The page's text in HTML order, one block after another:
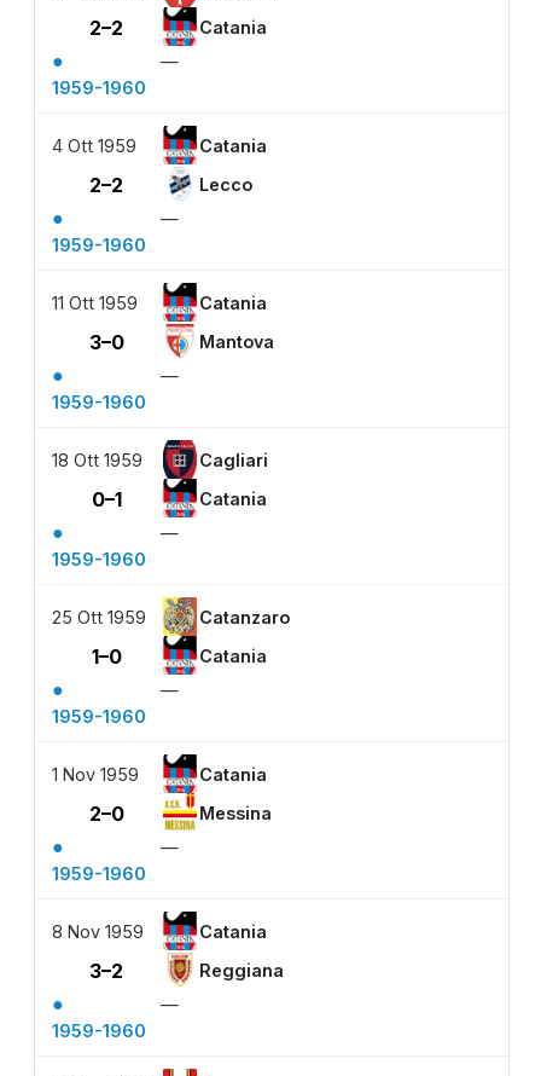
2–2 Catania
●
—
1959-1960
4 Ott 1959 Catania
2–2 Lecco
●
—
1959-1960
11 Ott 1959 Catania
3–0 Mantova
●
—
1959-1960
18 Ott 1959 Cagliari
0–1 Catania
●
—
1959-1960
25 Ott 1959 Catanzaro
1–0 Catania
●
—
1959-1960
1 Nov 1959 Catania
2–0 Messina
●
—
1959-1960
8 Nov 1959 Catania
3–2 Reggiana
●
—
1959-1960